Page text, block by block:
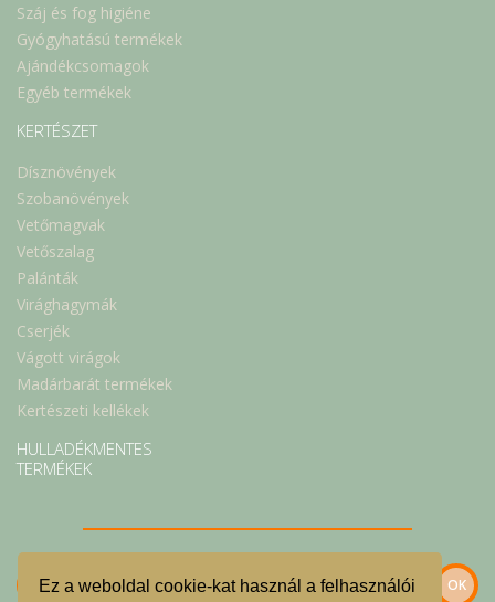
Ez a weboldal cookie-kat használ a felhasználói
Száj és fog higiéne
Gyógyhatású termékek
Ajándékcsomagok
Egyéb termékek
KERTÉSZET
Dísznövények
Szobanövények
Vetőmagvak
Vetőszalag
Palánták
Virághagymák
Cserjék
Vágott virágok
Madárbarát termékek
Kertészeti kellékek
HULLADÉKMENTES
TERMÉKEK